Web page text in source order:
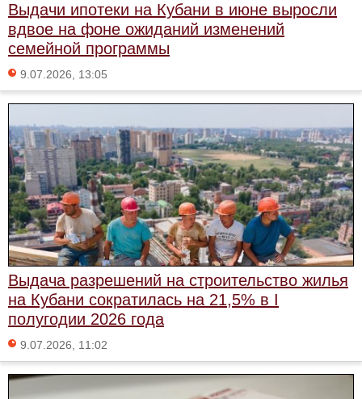
Выдачи ипотеки на Кубани в июне выросли
вдвое на фоне ожиданий изменений
семейной программы
9.07.2026, 13:05
Выдача разрешений на строительство жилья
на Кубани сократилась на 21,5% в I
полугодии 2026 года
9.07.2026, 11:02